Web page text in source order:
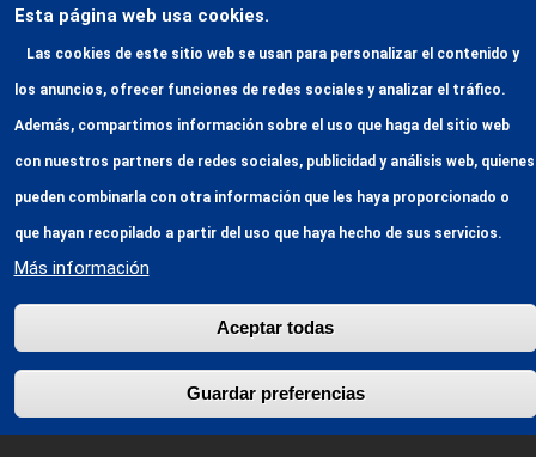
Columbari de paret
Veure més
Esta página web usa cookies.
Las cookies de este sitio web se usan para personalizar el contenido y
los anuncios, ofrecer funciones de redes sociales y analizar el tráfico.
Además, compartimos información sobre el uso que haga del sitio web
con nuestros partners de redes sociales, publicidad y análisis web, quienes
pueden combinarla con otra información que les haya proporcionado o
que hayan recopilado a partir del uso que haya hecho de sus servicios.
Más información
Guardar preferencias
Aceptar todas
Revocar consentimiento